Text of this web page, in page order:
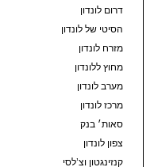
דרום לונדון
הסיטי של לונדון
מזרח לונדון
מחוץ ללונדון
מערב לונדון
מרכז לונדון
סאות׳ בנק
צפון לונדון
קנזינגטון וצ’לסי